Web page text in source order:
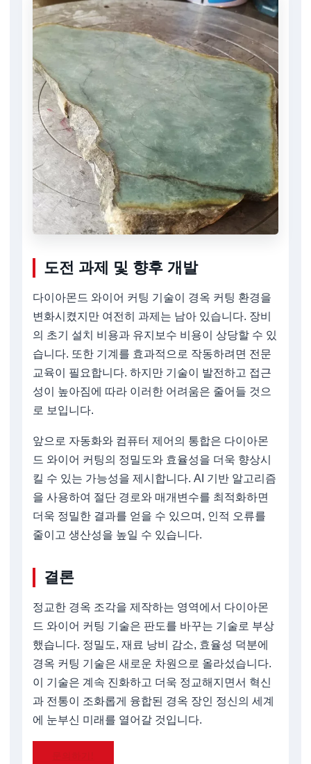
도전 과제 및 향후 개발
다이아몬드 와이어 커팅 기술이 경옥 커팅 환경을
변화시켰지만 여전히 과제는 남아 있습니다. 장비
의 초기 설치 비용과 유지보수 비용이 상당할 수 있
습니다. 또한 기계를 효과적으로 작동하려면 전문
교육이 필요합니다. 하지만 기술이 발전하고 접근
성이 높아짐에 따라 이러한 어려움은 줄어들 것으
로 보입니다.
앞으로 자동화와 컴퓨터 제어의 통합은 다이아몬
드 와이어 커팅의 정밀도와 효율성을 더욱 향상시
킬 수 있는 가능성을 제시합니다. AI 기반 알고리즘
을 사용하여 절단 경로와 매개변수를 최적화하면
더욱 정밀한 결과를 얻을 수 있으며, 인적 오류를
줄이고 생산성을 높일 수 있습니다.
결론
정교한 경옥 조각을 제작하는 영역에서 다이아몬
드 와이어 커팅 기술은 판도를 바꾸는 기술로 부상
했습니다. 정밀도, 재료 낭비 감소, 효율성 덕분에
경옥 커팅 기술은 새로운 차원으로 올라섰습니다.
이 기술은 계속 진화하고 더욱 정교해지면서 혁신
과 전통이 조화롭게 융합된 경옥 장인 정신의 세계
에 눈부신 미래를 열어갈 것입니다.